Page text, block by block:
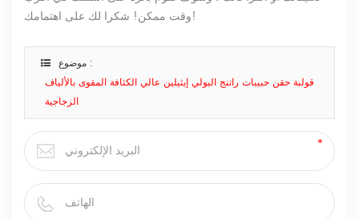
وقت ممكن! شكرا لك على اهتمامك!
موضوع :
قولبة حقن حبيبات راتنج البولي إيثيلين عالي الكثافة المقوى بالألياف
الزجاجية